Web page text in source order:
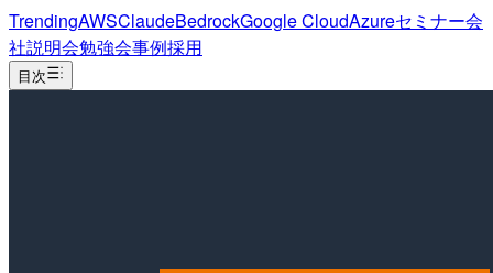
TrendingAWSClaudeBedrockGoogle CloudAzureセミナー会
社説明会勉強会事例採用
目次